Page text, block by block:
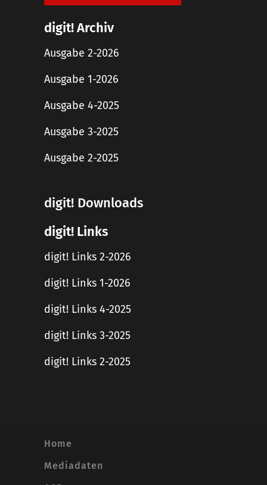
digit! Archiv
Ausgabe 2-2026
Ausgabe 1-2026
Ausgabe 4-2025
Ausgabe 3-2025
Ausgabe 2-2025
digit! Downloads
digit! Links
digit! Links 2-2026
digit! Links 1-2026
digit! Links 4-2025
digit! Links 3-2025
digit! Links 2-2025
Home
Mediadaten